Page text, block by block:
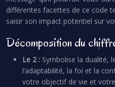
différentes facettes de ce code
saisir son impact potentiel sur
Décomposition du
Le 2 : Symbolise la dualité,
l’adaptabilité, la foi et la
votre objectif de vie et